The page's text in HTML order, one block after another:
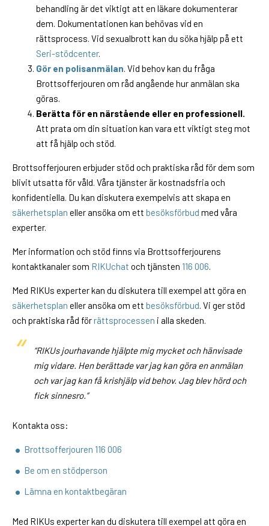
behandling är det viktigt att en läkare dokumenterar
dem. Dokumentationen kan behövas vid en
rättsprocess. Vid sexualbrott kan du söka hjälp på ett
Seri-stödcenter.
Gör en polisanmälan. Vid behov kan du fråga
Brottsofferjouren om råd angående hur anmälan ska
göras.
Berätta för en närstående eller en professionell.
Att prata om din situation kan vara ett viktigt steg mot
att få hjälp och stöd.
Brottsofferjouren erbjuder stöd och praktiska råd för dem som
blivit utsatta för våld. Våra tjänster är kostnadsfria och
konfidentiella. Du kan diskutera exempelvis att skapa en
säkerhetsplan eller ansöka om ett besöksförbud med våra
experter.
Mer information och stöd finns via Brottsofferjourens
kontaktkanaler som RIKUchat och tjänsten 116 006.
Med RIKUs experter kan du diskutera till exempel att göra en
säkerhetsplan eller ansöka om ett besöksförbud. Vi ger stöd
och praktiska råd förrättsprocessen i alla skeden.
“RIKUs jourhavande hjälpte mig mycket och hänvisade
mig vidare. Hen berättade var jag kan göra en anmälan
och var jag kan få krishjälp vid behov. Jag blev hörd och
fick sinnesro.”
Kontakta oss:
Brottsofferjouren 116 006
Be om en stödperson
Lämna en kontaktbegäran
Med RIKUs experter kan du diskutera till exempel att göra en